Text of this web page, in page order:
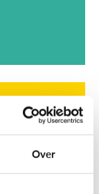
Over
de
leuke
houtje